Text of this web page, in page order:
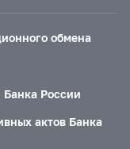
обмена
России
актов Банка